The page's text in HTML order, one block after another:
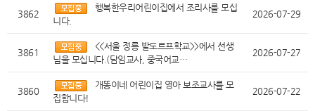
3862
행복한우리어린이집에서 조리사를 모십
니다.
2026-07-29
3861
<<서울 정릉 발도르프학교>>에서 선생
님을 모십니다.(담임교사, 중국어교…
2026-07-27
3860
개똥이네 어린이집 영아 보조교사를 모
집합니다!
2026-07-22